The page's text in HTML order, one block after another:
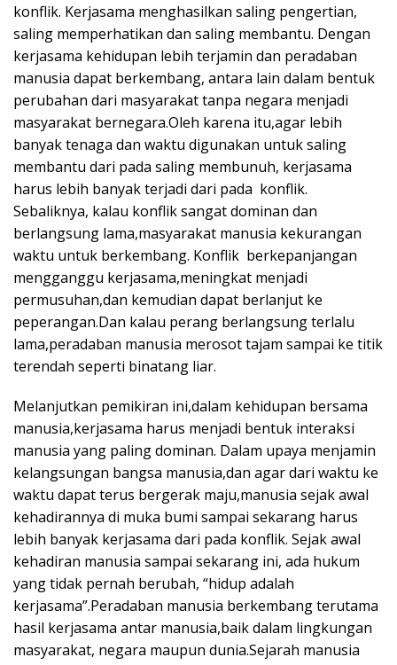
konflik. Kerjasama menghasilkan saling pengertian,
saling memperhatikan dan saling membantu. Dengan
kerjasama kehidupan lebih terjamin dan peradaban
manusia dapat berkembang, antara lain dalam bentuk
perubahan dari masyarakat tanpa negara menjadi
masyarakat bernegara.Oleh karena itu,agar lebih
banyak tenaga dan waktu digunakan untuk saling
membantu dari pada saling membunuh, kerjasama
harus lebih banyak terjadi dari pada konflik.
Sebaliknya, kalau konflik sangat dominan dan
berlangsung lama,masyarakat manusia kekurangan
waktu untuk berkembang. Konflik berkepanjangan
mengganggu kerjasama,meningkat menjadi
permusuhan,dan kemudian dapat berlanjut ke
peperangan.Dan kalau perang berlangsung terlalu
lama,peradaban manusia merosot tajam sampai ke titik
terendah seperti binatang liar.
Melanjutkan pemikiran ini,dalam kehidupan bersama
manusia,kerjasama harus menjadi bentuk interaksi
manusia yang paling dominan. Dalam upaya menjamin
kelangsungan bangsa manusia,dan agar dari waktu ke
waktu dapat terus bergerak maju,manusia sejak awal
kehadirannya di muka bumi sampai sekarang harus
lebih banyak kerjasama dari pada konflik. Sejak awal
kehadiran manusia sampai sekarang ini, ada hukum
yang tidak pernah berubah, “hidup adalah
kerjasama”.Peradaban manusia berkembang terutama
hasil kerjasama antar manusia,baik dalam lingkungan
masyarakat, negara maupun dunia.Sejarah manusia